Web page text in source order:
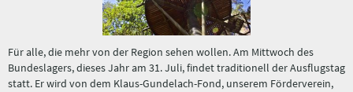
Für alle, die mehr von der Region sehen wollen. Am Mittwoch des
Bundeslagers, dieses Jahr am 31. Juli, findet traditionell der Ausflugstag
statt. Er wird von dem Klaus-Gundelach-Fond, unserem Förderverein,